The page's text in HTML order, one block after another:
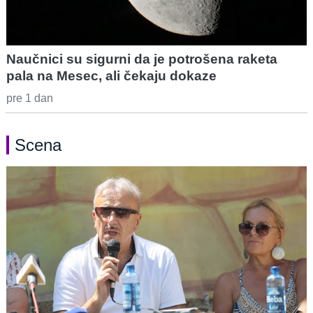
Naučnici su sigurni da je potrošena raketa
pala na Mesec, ali čekaju dokaze
pre 1 dan
Scena